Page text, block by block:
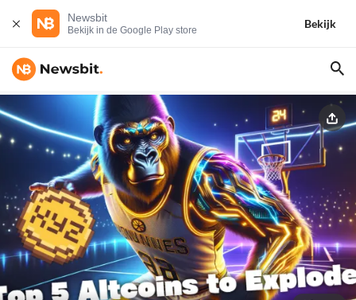
Newsbit
Bekijk in de Google Play store
Bekijk